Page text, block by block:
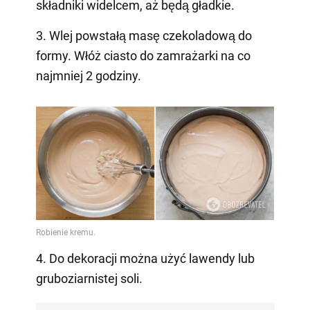
składniki widelcem, aż będą gładkie.
3. Wlej powstałą masę czekoladową do
formy. Włóż ciasto do zamrażarki na co
najmniej 2 godziny.
4. Do dekoracji można użyć lawendy lub
gruboziarnistej soli.